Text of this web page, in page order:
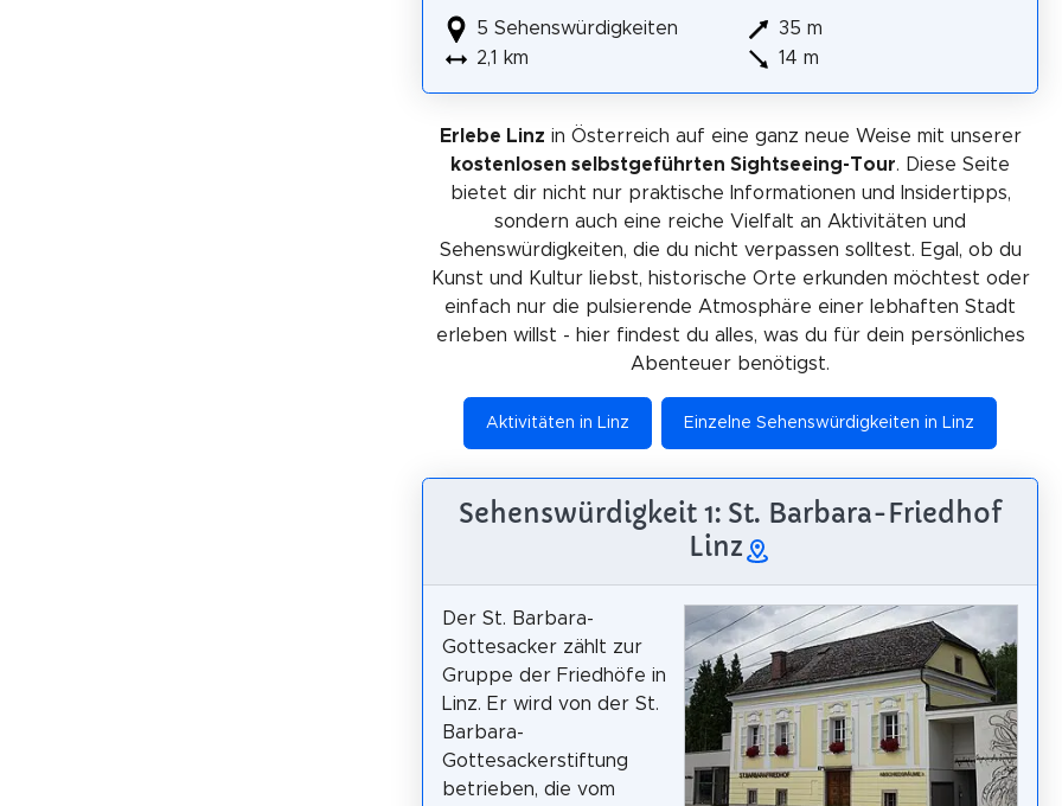
5 Sehenswürdigkeiten
2,1 km
35 m
14 m
Erlebe Linz in Österreich auf eine ganz neue Weise mit unserer
kostenlosen selbstgeführten Sightseeing-Tour. Diese Seite
bietet dir nicht nur praktische Informationen und Insidertipps,
sondern auch eine reiche Vielfalt an Aktivitäten und
Sehenswürdigkeiten, die du nicht verpassen solltest. Egal, ob du
Kunst und Kultur liebst, historische Orte erkunden möchtest oder
einfach nur die pulsierende Atmosphäre einer lebhaften Stadt
erleben willst - hier findest du alles, was du für dein persönliches
Abenteuer benötigst.
Aktivitäten in Linz Einzelne Sehenswürdigkeiten in Linz
Sehenswürdigkeit 1: St. Barbara-Friedhof
Linz
Der St. Barbara-
Gottesacker zählt zur
Gruppe der Friedhöfe in
Linz. Er wird von der St.
Barbara-
Gottesackerstiftung
betrieben, die vom